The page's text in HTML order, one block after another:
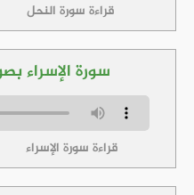
قراءة سورة النحل
سورة الإسراء
قراءة سورة الإسراء